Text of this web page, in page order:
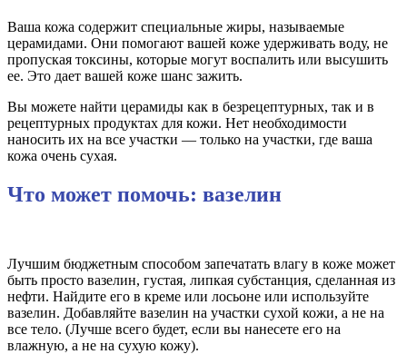
Ваша кожа содержит специальные жиры, называемые
церамидами. Они помогают вашей коже удерживать воду, не
пропуская токсины, которые могут воспалить или высушить
ее. Это дает вашей коже шанс зажить.
Вы можете найти церамиды как в безрецептурных, так и в
рецептурных продуктах для кожи. Нет необходимости
наносить их на все участки — только на участки, где ваша
кожа очень сухая.
Что может помочь: вазелин
Лучшим бюджетным способом запечатать влагу в коже может
быть просто вазелин, густая, липкая субстанция, сделанная из
нефти. Найдите его в креме или лосьоне или используйте
вазелин. Добавляйте вазелин на участки сухой кожи, а не на
все тело. (Лучше всего будет, если вы нанесете его на
влажную, а не на сухую кожу).